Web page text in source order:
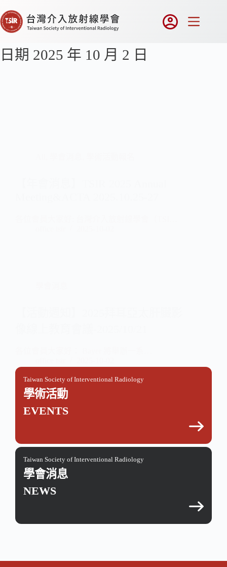
日期 2025 年 10 月 2 日
Taiwan Society of Interventional Radiology
學術活動
EVENTS
Taiwan Society of Interventional Radiology
學會消息
NEWS